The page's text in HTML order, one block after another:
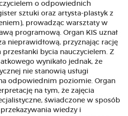
o odpowiednich
sztuki oraz artysta-plastyk z
prowadząc warsztaty w
programową. Organ KIS uznał
nieprawidłową, przyznając rację
przesłanki bycia nauczycielem. Z
wynikało jednak, że
nie stanowią usługi
odpowiednim poziomie. Organ
na tym, że zajęcia
świadczone w sposób
wiedzy i